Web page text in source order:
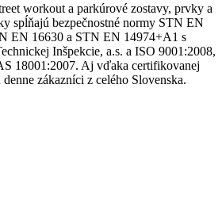
workout a parkúrové zostavy, prvky a
spĺňajú bezpečnostné normy STN EN
EN 16630 a STN EN 14974+A1 s
Inšpekcie, a.s. a ISO 9001:2008,
18001:2007. Aj vďaka certifikovanej
zákazníci z celého Slovenska.